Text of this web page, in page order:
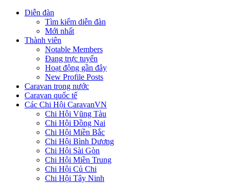
Diễn đàn
Tìm kiếm diễn đàn
Mới nhất
Thành viên
Notable Members
Đang trực tuyến
Hoạt động gần đây
New Profile Posts
Caravan trong nước
Caravan quốc tế
Các Chi Hội CaravanVN
Chi Hội Vũng Tàu
Chi Hội Đồng Nai
Chi Hội Miền Bắc
Chi Hội Bình Dương
Chi Hội Sài Gòn
Chi Hội Miền Trung
Chi Hội Củ Chi
Chi Hội Tây Ninh